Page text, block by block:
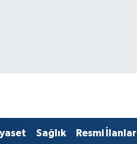
Sağlık Resmi İlanlar